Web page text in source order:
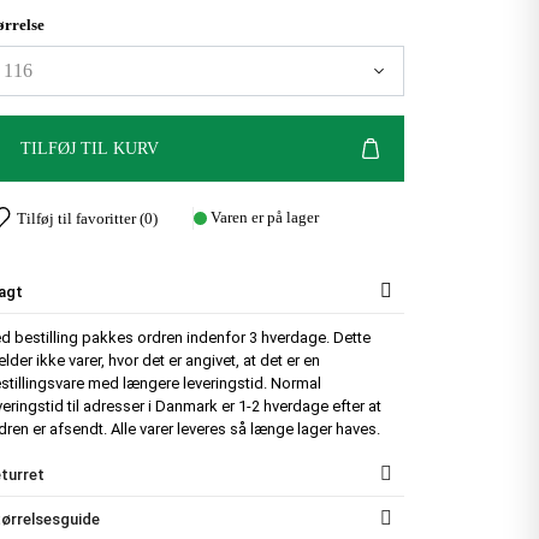
TILFØJ TIL KURV
Tilføj til favoritter (0) Varen er på lager
bestilling pakkes ordren indenfor 3 hverdage. Dette
ikke varer, hvor det er angivet, at det er en
med længere leveringstid. Normal
til adresser i Danmark er 1-2 hverdage efter at
er afsendt. Alle varer leveres så længe lager haves.